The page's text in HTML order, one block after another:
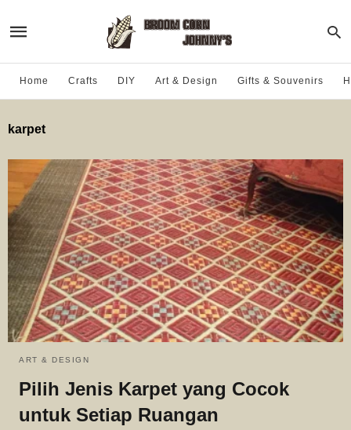
Home Crafts DIY Art & Design Gifts & Souvenirs
karpet
ART & DESIGN
Pilih Jenis Karpet yang Cocok
untuk Setiap Ruangan